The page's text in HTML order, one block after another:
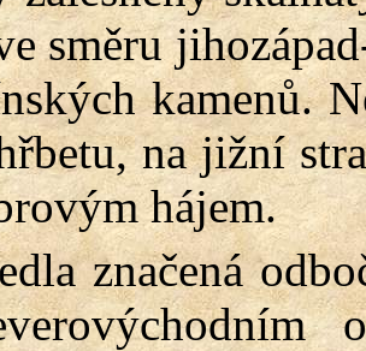
směru
kamenů.
na jižní
hájem.
značená